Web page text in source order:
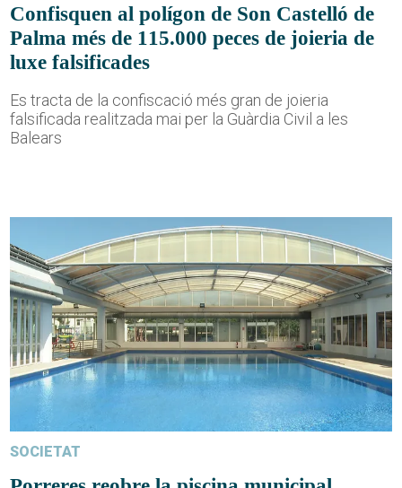
Confisquen al polígon de Son Castelló de
Palma més de 115.000 peces de joieria de
luxe falsificades
Es tracta de la confiscació més gran de joieria
falsificada realitzada mai per la Guàrdia Civil a les
Balears
SOCIETAT